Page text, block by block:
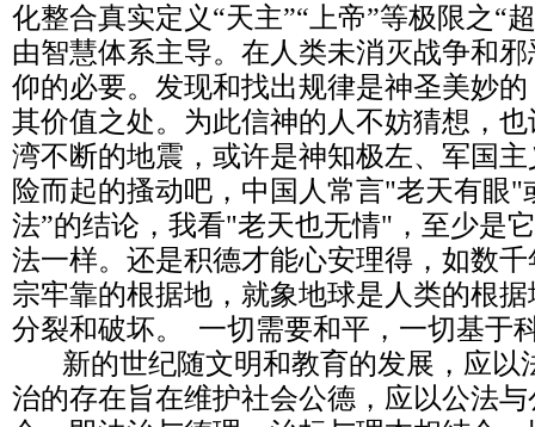
化整合真实定义“天主”“上帝”等极限之“
由智慧体系主导。在人类未消灭战争和
仰的必要。发现和找出规律是神圣美妙
其价值之处。为此信神的人不妨猜想，
湾不断的地震，或许是神知极左、军国
险而起的搔动吧，中国人常言"老天有眼"
法”的结论，我看"老天也无情"，至少是
法一样。还是积德才能心安理得，如数
宗牢靠的根据地，就象地球是人类的根
分裂和破坏。 一切需要和平，一切基于
新的世纪随文明和教育的发展，应以
治的存在旨在维护社会公德，应以公法